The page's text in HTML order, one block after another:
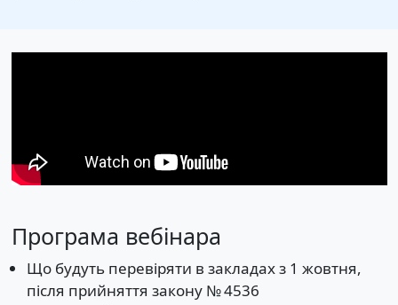
Програма вебінара
Що будуть перевіряти в закладах з 1 жовтня,
після прийняття закону № 4536